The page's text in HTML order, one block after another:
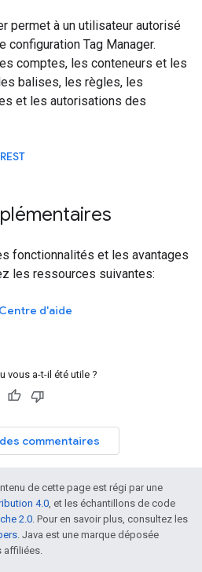
permet à un utilisateur autorisé
configuration Tag Manager.
comptes, les conteneurs et les
balises, les règles, les
et les autorisations des
fonctionnalités et les avantages
les ressources suivantes:
Centre d'aide
vous a-t-il été utile ?
commentaires
de cette page est régi par une
4.0, et les échantillons de code
2.0. Pour en savoir plus, consultez les
. Java est une marque déposée
affiliées.